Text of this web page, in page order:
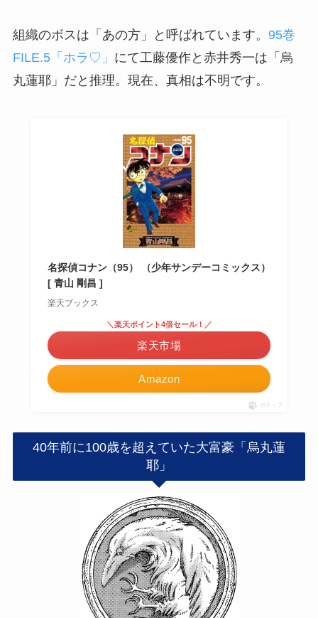
組織のボスは「あの方」と呼ばれています。 95巻
FILE.5「ホラ♡」 にて工藤優作と赤井秀一は「烏
丸蓮耶」だと推理。現在、真相は不明です。
名探偵コナン（95） （少年サンデーコミックス）
[ 青山 剛昌 ]
楽天ブックス
Amazon
＼楽天ポイント4倍セール！／
楽天市場
ポチップ
40年前に100歳を超えていた大富豪「烏丸蓮
耶」